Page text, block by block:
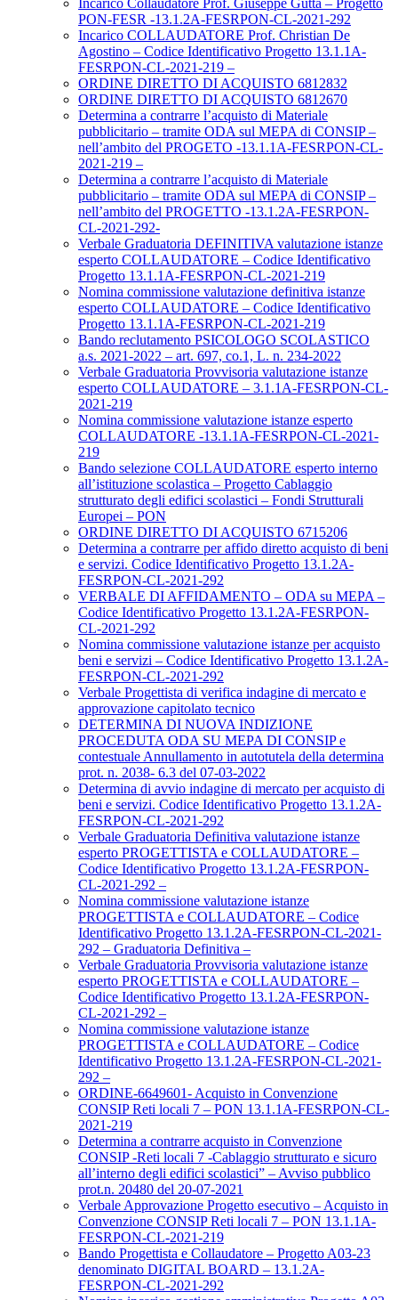
Incarico Collaudatore Prof. Giuseppe Guttà – Progetto
PON-FESR -13.1.2A-FESRPON-CL-2021-292
Incarico COLLAUDATORE Prof. Christian De
Agostino – Codice Identificativo Progetto 13.1.1A-
FESRPON-CL-2021-219 –
ORDINE DIRETTO DI ACQUISTO 6812832
ORDINE DIRETTO DI ACQUISTO 6812670
Determina a contrarre l’acquisto di Materiale
pubblicitario – tramite ODA sul MEPA di CONSIP –
nell’ambito del PROGETO -13.1.1A-FESRPON-CL-
2021-219 –
Determina a contrarre l’acquisto di Materiale
pubblicitario – tramite ODA sul MEPA di CONSIP –
nell’ambito del PROGETTO -13.1.2A-FESRPON-
CL-2021-292-
Verbale Graduatoria DEFINITIVA valutazione istanze
esperto COLLAUDATORE – Codice Identificativo
Progetto 13.1.1A-FESRPON-CL-2021-219
Nomina commissione valutazione definitiva istanze
esperto COLLAUDATORE – Codice Identificativo
Progetto 13.1.1A-FESRPON-CL-2021-219
Bando reclutamento PSICOLOGO SCOLASTICO
a.s. 2021-2022 – art. 697, co.1, L. n. 234-2022
Verbale Graduatoria Provvisoria valutazione istanze
esperto COLLAUDATORE – 3.1.1A-FESRPON-CL-
2021-219
Nomina commissione valutazione istanze esperto
COLLAUDATORE -13.1.1A-FESRPON-CL-2021-
219
Bando selezione COLLAUDATORE esperto interno
all’istituzione scolastica – Progetto Cablaggio
strutturato degli edifici scolastici – Fondi Strutturali
Europei – PON
ORDINE DIRETTO DI ACQUISTO 6715206
Determina a contrarre per affido diretto acquisto di beni
e servizi. Codice Identificativo Progetto 13.1.2A-
FESRPON-CL-2021-292
VERBALE DI AFFIDAMENTO – ODA su MEPA –
Codice Identificativo Progetto 13.1.2A-FESRPON-
CL-2021-292
Nomina commissione valutazione istanze per acquisto
beni e servizi – Codice Identificativo Progetto 13.1.2A-
FESRPON-CL-2021-292
Verbale Progettista di verifica indagine di mercato e
approvazione capitolato tecnico
DETERMINA DI NUOVA INDIZIONE
PROCEDUTA ODA SU MEPA DI CONSIP e
contestuale Annullamento in autotutela della determina
prot. n. 2038- 6.3 del 07-03-2022
Determina di avvio indagine di mercato per acquisto di
beni e servizi. Codice Identificativo Progetto 13.1.2A-
FESRPON-CL-2021-292
Verbale Graduatoria Definitiva valutazione istanze
esperto PROGETTISTA e COLLAUDATORE –
Codice Identificativo Progetto 13.1.2A-FESRPON-
CL-2021-292 –
Nomina commissione valutazione istanze
PROGETTISTA e COLLAUDATORE – Codice
Identificativo Progetto 13.1.2A-FESRPON-CL-2021-
292 – Graduatoria Definitiva –
Verbale Graduatoria Provvisoria valutazione istanze
esperto PROGETTISTA e COLLAUDATORE –
Codice Identificativo Progetto 13.1.2A-FESRPON-
CL-2021-292 –
Nomina commissione valutazione istanze
PROGETTISTA e COLLAUDATORE – Codice
Identificativo Progetto 13.1.2A-FESRPON-CL-2021-
292 –
ORDINE-6649601- Acquisto in Convenzione
CONSIP Reti locali 7 – PON 13.1.1A-FESRPON-CL-
2021-219
Determina a contrarre acquisto in Convenzione
CONSIP -Reti locali 7 -Cablaggio strutturato e sicuro
all’interno degli edifici scolastici” – Avviso pubblico
prot.n. 20480 del 20-07-2021
Verbale Approvazione Progetto esecutivo – Acquisto in
Convenzione CONSIP Reti locali 7 – PON 13.1.1A-
FESRPON-CL-2021-219
Bando Progettista e Collaudatore – Progetto A03-23
denominato DIGITAL BOARD – 13.1.2A-
FESRPON-CL-2021-292